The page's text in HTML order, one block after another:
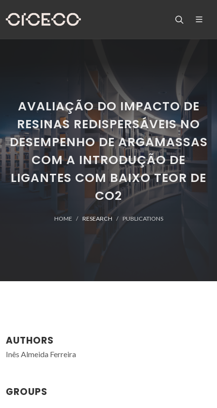
AVALIAÇÃO DO IMPACTO DE
RESINAS REDISPERSÁVEIS NO
DESEMPENHO DE ARGAMASSAS
COM A INTRODUÇÃO DE
LIGANTES COM BAIXO TEOR DE
CO2
HOME RESEARCH PUBLICATIONS
AUTHORS
Inês Almeida Ferreira
GROUPS